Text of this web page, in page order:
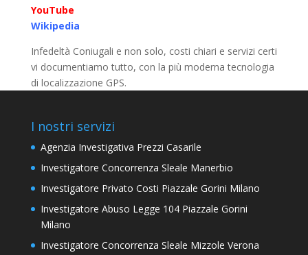
YouTube
Wikipedia
Infedeltà Coniugali e non solo, costi chiari e servizi certi
vi documentiamo tutto, con la più moderna tecnologia
di localizzazione GPS.
I nostri servizi
Agenzia Investigativa Prezzi Casarile
Investigatore Concorrenza Sleale Manerbio
Investigatore Privato Costi Piazzale Gorini Milano
Investigatore Abuso Legge 104 Piazzale Gorini
Milano
Investigatore Concorrenza Sleale Mizzole Verona